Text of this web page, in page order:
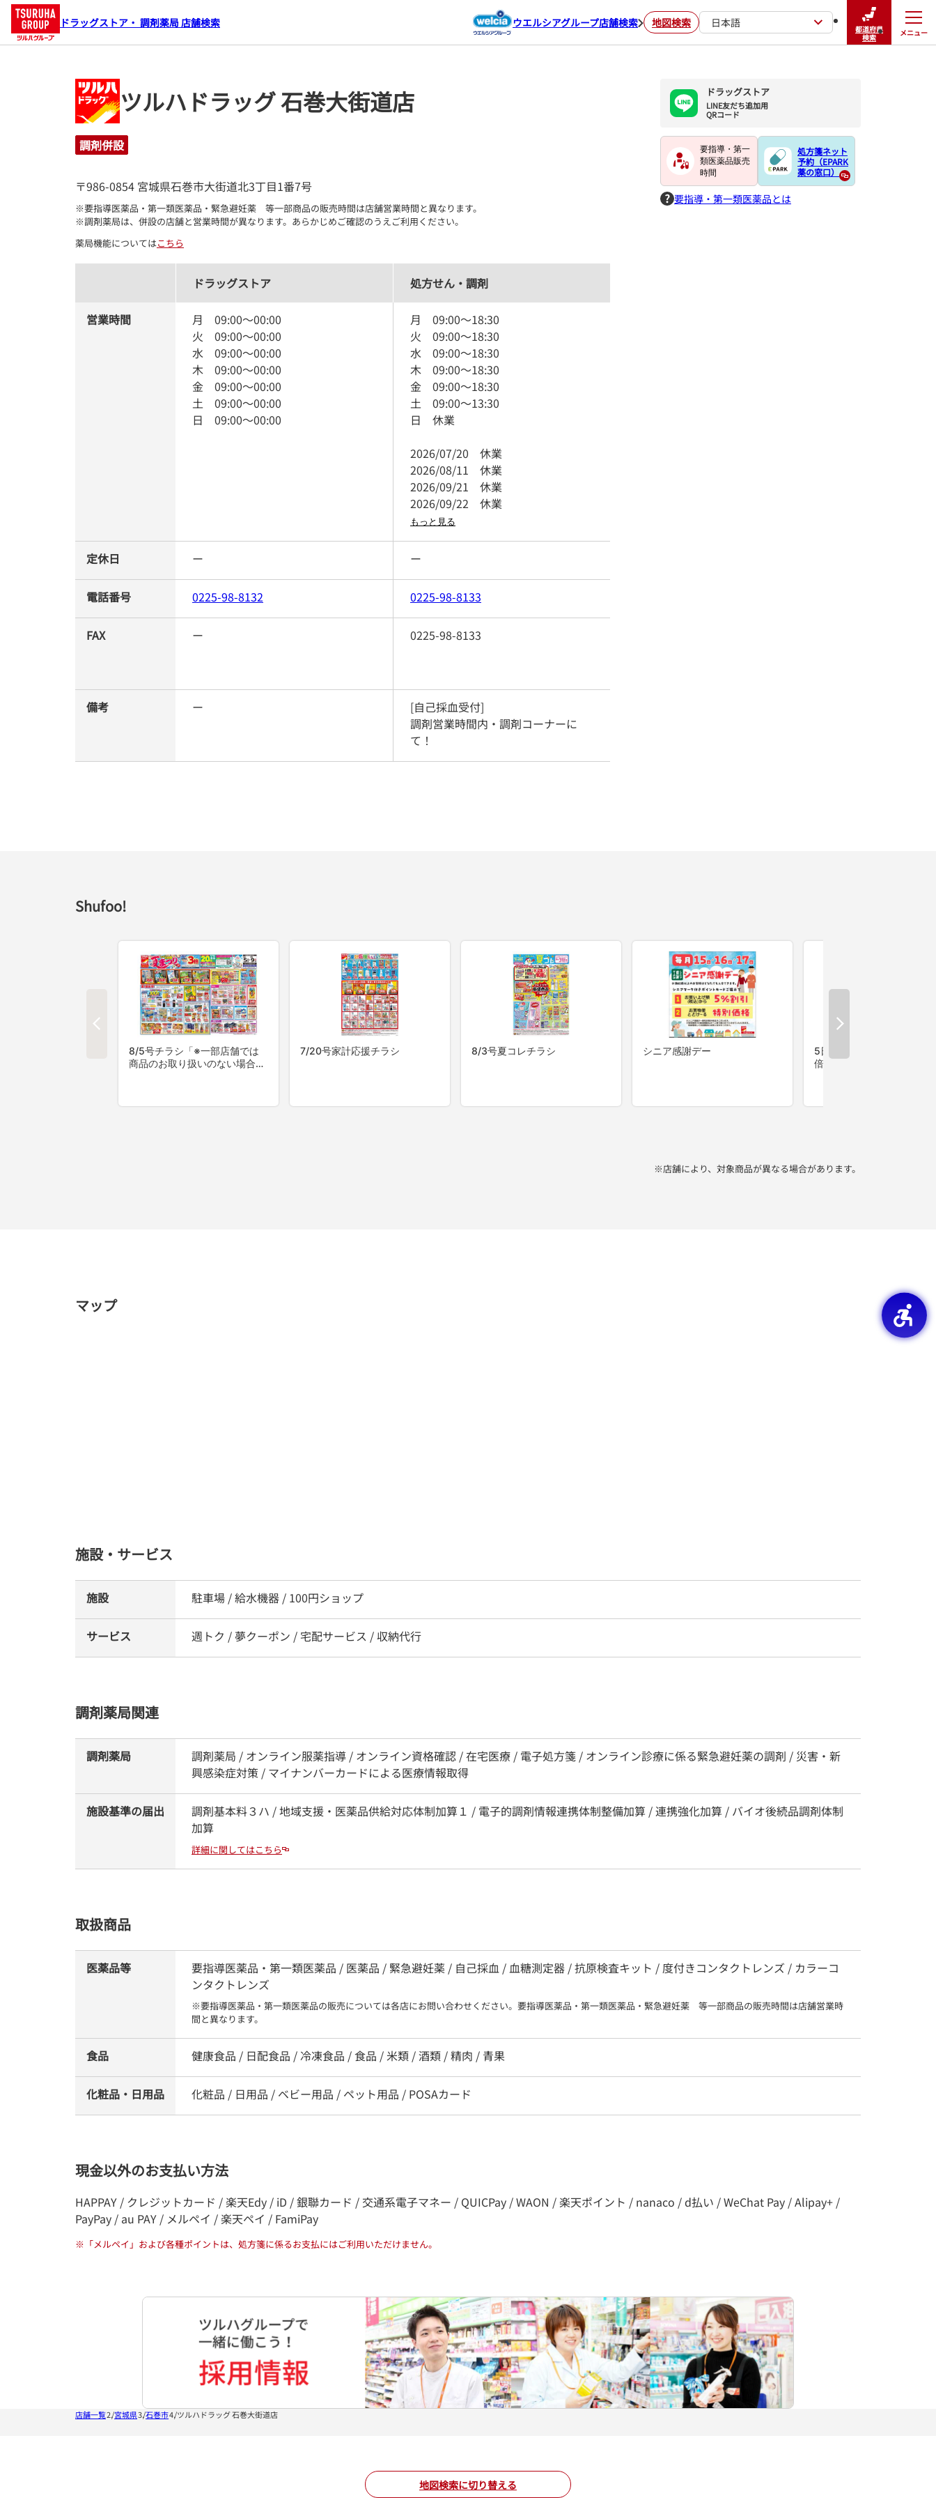
ドラッグストア・ 調剤薬局 店舗検索 ウエルシアグループ店舗検索 地図検索 日本語
都道府県
検索
メニュー
閉じる
ツルハドラッグ 石巻大街道店
調剤併設
〒986-0854 宮城県石巻市大街道北3丁目1番7号
※要指導医薬品・第一類医薬品・緊急避妊薬　等一部商品の販売時間は店舗営業時間と異なります。
※調剤薬局は、併設の店舗と営業時間が異なります。あらかじめご確認のうえご利用ください。
薬局機能についてはこちら
ドラッグストア
LINE友だち追加用
QRコード
要指導・第一
類医薬品販売
時間
処方箋ネット
予約（EPARK
薬の窓口）
要指導・第一類医薬品とは
Shufoo!
※店舗により、対象商品が異なる場合があります。
ドラッグストア 処方せん・調剤
営業時間 月 09:00～00:00
火 09:00～00:00
水 09:00～00:00
木 09:00～00:00
金 09:00～00:00
土 09:00～00:00
日 09:00～00:00
月 09:00～18:30
火 09:00～18:30
水 09:00～18:30
木 09:00～18:30
金 09:00～18:30
土 09:00～13:30
日 休業
2026/07/20 休業
2026/08/11 休業
2026/09/21 休業
2026/09/22 休業
もっと見る
定休日 ー ー
電話番号 0225-98-8132 0225-98-8133
FAX ー 0225-98-8133
備考 ー
[自己採血受付]
調剤営業時間内・調剤コーナーに
て！
マップ
施設・サービス
施設 駐車場 / 給水機器 / 100円ショップ
サービス 週トク / 夢クーポン / 宅配サービス / 収納代行
調剤薬局関連
調剤薬局
調剤薬局 / オンライン服薬指導 / オンライン資格確認 / 在宅医療 / 電子処方箋 / オンライン診療に係る緊急避妊薬の調剤 / 災害・新
興感染症対策 / マイナンバーカードによる医療情報取得
施設基準の届出
調剤基本料３ハ / 地域支援・医薬品供給対応体制加算１ / 電子的調剤情報連携体制整備加算 / 連携強化加算 / バイオ後続品調剤体制
加算
詳細に関してはこちら
取扱商品
医薬品等
要指導医薬品・第一類医薬品 / 医薬品 / 緊急避妊薬 / 自己採血 / 血糖測定器 / 抗原検査キット / 度付きコンタクトレンズ / カラーコ
ンタクトレンズ
※要指導医薬品・第一類医薬品の販売については各店にお問い合わせください。要指導医薬品・第一類医薬品・緊急避妊薬　等一部商品の販売時間は店舗営業時
間と異なります。
食品 健康食品 / 日配食品 / 冷凍食品 / 食品 / 米類 / 酒類 / 精肉 / 青果
化粧品・日用品 化粧品 / 日用品 / ベビー用品 / ペット用品 / POSAカード
現金以外のお支払い方法
HAPPAY / クレジットカード / 楽天Edy / iD / 銀聯カード / 交通系電子マネー / QUICPay / WAON / 楽天ポイント / nanaco / d払い / WeChat Pay / Alipay+ /
PayPay / au PAY / メルペイ / 楽天ペイ / FamiPay
※ 「メルペイ」および各種ポイントは、処方箋に係るお支払にはご利用いただけません。
地図検索に切り替える
店舗一覧 宮城県 石巻市 ツルハドラッグ 石巻大街道店